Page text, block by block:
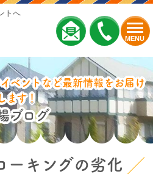
MENU
トへ
ベントなど最新情報をお届け
ます！
ブログ
キングの劣化